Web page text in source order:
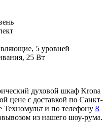
5 уровней
25 Вт
духовой шкаф Krona
цене с доставкой по Санкт-
Техномульт и по телефону 8
из нашего шоу-рума.